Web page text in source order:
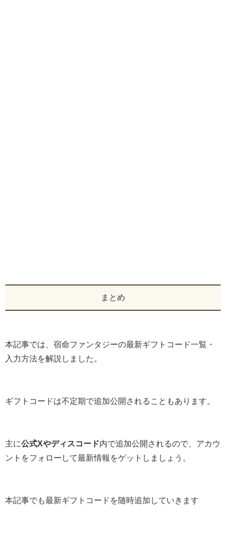
まとめ
本記事では、宿命ファンタジーの最新ギフトコード一覧・
入力方法を解説しました。
ギフトコードは不定期で追加公開されることもあります。
主に公式Xやディスコード内で追加公開されるので、アカウ
ントをフォローして最新情報をゲットしましょう。
本記事でも最新ギフトコードを随時追加していきます